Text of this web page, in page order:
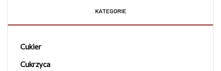
KATEGORIE
Cukier
Cukrzyca